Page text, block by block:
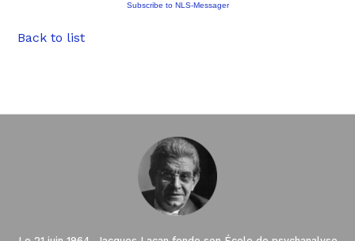
Subscribe to NLS-Messager
Back to list